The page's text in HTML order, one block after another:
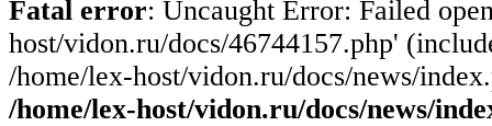
Fatal error: Uncaught Error: Failed
host/vidon.ru/docs/46744157.php'
/home/lex-host/vidon.ru/docs/news/
/home/lex-host/vidon.ru/docs/news/